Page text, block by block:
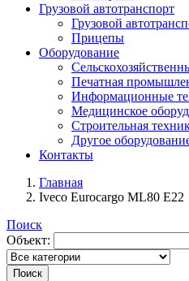
Грузовой автотранспорт
Грузовой
Прицепы
Оборудование
Печатная
Информационные
Медицинское
Строительная
Другое
Контакты
Главная
Iveco Eurocargo ML80 E22
Поиск
Объект:
Поиск